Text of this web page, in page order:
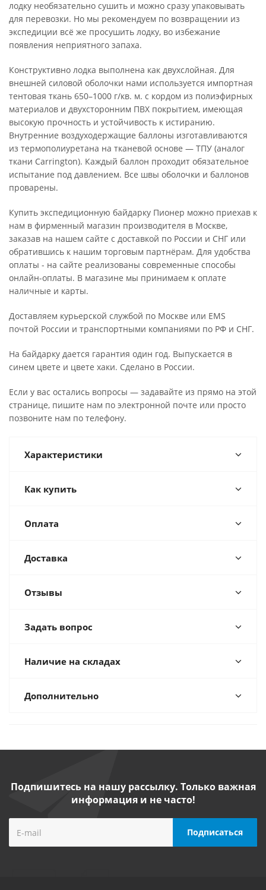
лодку необязательно сушить и можно сразу упаковывать
для перевозки. Но мы рекомендуем по возвращении из
экспедиции всё же просушить лодку, во избежание
появления неприятного запаха.
Конструктивно лодка выполнена как двухслойная. Для
внешней силовой оболочки нами используется импортная
тентовая ткань 650–1000 г/кв. м. с кордом из полиэфирных
материалов и двухсторонним ПВХ покрытием, имеющая
высокую прочность и устойчивость к истиранию.
Внутренние воздуходержащие баллоны изготавливаются
из термополиуретана на тканевой основе — ТПУ (аналог
ткани Carrington). Каждый баллон проходит обязательное
испытание под давлением. Все швы оболочки и баллонов
проварены.
Купить экспедиционную байдарку Пионер можно приехав к
нам в фирменный магазин производителя в Москве,
заказав на нашем сайте с доставкой по России и СНГ или
обратившись к нашим торговым партнёрам. Для удобства
оплаты - на сайте реализованы современные способы
онлайн-оплаты. В магазине мы принимаем к оплате
наличные и карты.
Доставляем курьерской службой по Москве или EMS
почтой России и транспортными компаниями по РФ и СНГ.
На байдарку дается гарантия один год. Выпускается в
синем цвете и цвете хаки. Сделано в России.
Если у вас остались вопросы — задавайте из прямо на этой
странице, пишите нам по электронной почте или просто
позвоните нам по телефону.
Характеристики
Как купить
Оплата
Доставка
Отзывы
Задать вопрос
Наличие на складах
Дополнительно
Подпишитесь на нашу рассылку. Только важная
информация и не часто!